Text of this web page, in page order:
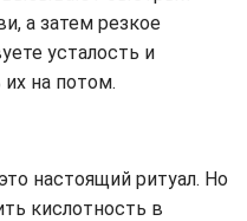
а затем резкое
усталость и
на потом.
настоящий ритуал. Но
кислотность в